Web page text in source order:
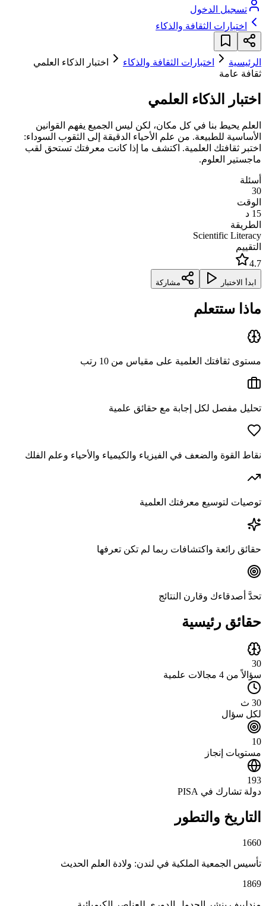
تسجيل الدخول
اختبارات الثقافة والذكاء
الرئيسية اختبارات الثقافة والذكاء
اختبار الذكاء العلمي
ثقافة عامة
اختبار الذكاء العلمي
العلم يحيط بنا في كل مكان، لكن ليس الجميع يفهم القوانين
الأساسية للطبيعة. من علم الأحياء الدقيقة إلى الثقوب السوداء:
اختبر ثقافتك العلمية. اكتشف ما إذا كانت معرفتك تستحق لقب
ماجستير العلوم.
أسئلة
30
الوقت
15 د
الطريقة
Scientific Literacy
التقييم
4.7
ابدأ الاختبار مشاركة
ماذا ستتعلم
مستوى ثقافتك العلمية على مقياس من 10 رتب
تحليل مفصل لكل إجابة مع حقائق علمية
نقاط القوة والضعف في الفيزياء والكيمياء والأحياء وعلم الفلك
توصيات لتوسيع معرفتك العلمية
حقائق رائعة واكتشافات ربما لم تكن تعرفها
تحدَّ أصدقاءك وقارن النتائج
حقائق رئيسية
30
سؤالاً من 4 مجالات علمية
30 ث
لكل سؤال
10
مستويات إنجاز
193
دولة تشارك في PISA
التاريخ والتطور
1660
تأسيس الجمعية الملكية في لندن: ولادة العلم الحديث
1869